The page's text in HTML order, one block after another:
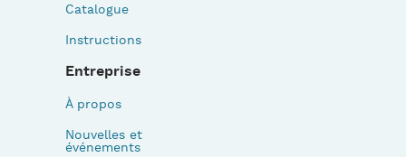
Catalogue
Instructions
Entreprise
À propos
Nouvelles et
événements